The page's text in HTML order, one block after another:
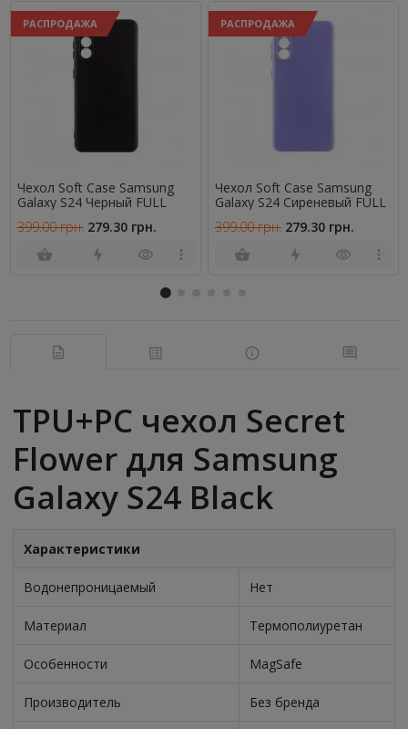
РАСПРОДАЖА
Чехол Soft Case Samsung
Galaxy S24 Черный FULL
399.00 грн. 279.30 грн.
РАСПРОДАЖА
Чехол Soft Case Samsung
Galaxy S24 Сиреневый FULL
399.00 грн. 279.30 грн.
TPU+PC чехол Secret
Flower для Samsung
Galaxy S24 Black
Характеристики
Водонепроницаемый Нет
Материал Термополиуретан
Особенности MagSafe
Производитель Без бренда